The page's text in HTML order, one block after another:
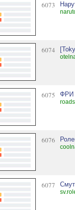
6073
6074
6075 ФРИ
6076
6077